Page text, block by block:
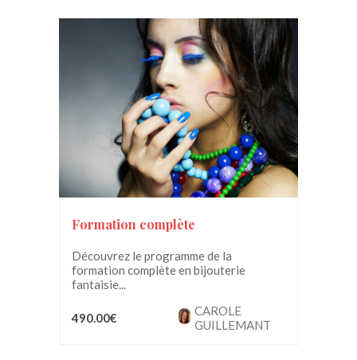
Formation complète
Découvrez le programme de la
formation complète en bijouterie
fantaisie...
490.00€
CAROLE
GUILLEMANT